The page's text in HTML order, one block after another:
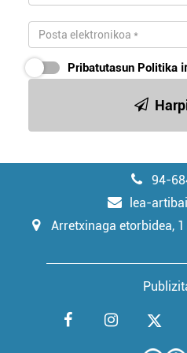
Pribatutasun Politika
94-
lea-
Arretxinaga etorbidea,